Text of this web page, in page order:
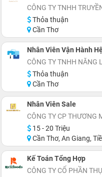
CÔNG TY TNHH
Thỏa thuận
Cần Thơ
Nhân Viên Vận Hành
CÔNG TY TNHH NĂNG
Thỏa thuận
Cần Thơ
Nhân Viên Sale
CÔNG TY CP THƯƠNG
15 - 20 Triệu
Cần Thơ, An Giang, Tiền Giang, Sóc Trăng, Trà
Kế Toán Tổng Hợp
CÔNG TY CỔ PHẦN